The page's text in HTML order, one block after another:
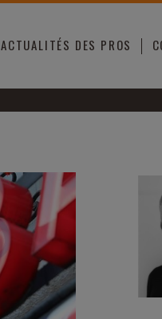
ACTUALITÉS DES PROS